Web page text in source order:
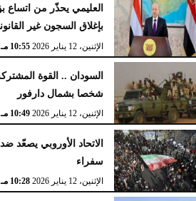
العليمي يحذّر من اتساع
بإغلاق السجون غير
الإثنين، 12 يناير 2026 10:55 مـ
شخصا بشمال دارفور
الإثنين، 12 يناير 2026 10:49 مـ
سفراء
الإثنين، 12 يناير 2026 10:28 مـ